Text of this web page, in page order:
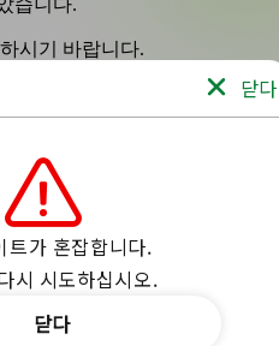
당 페이지를 찾을 수 없습니다.
닫다
트가 혼잡합니다.
시 시도하십시오.
닫다